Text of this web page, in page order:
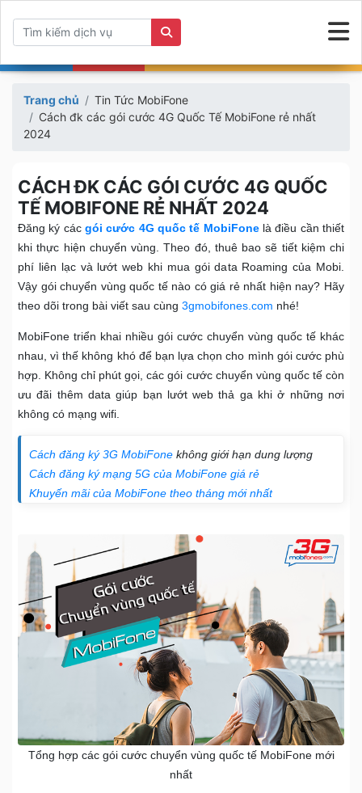
Trang chủ
Tin Tức MobiFone
Cách đk các gói cước 4G Quốc Tế MobiFone rẻ nhất
2024
CÁCH ĐK CÁC GÓI CƯỚC 4G QUỐC
TẾ MOBIFONE RẺ NHẤT 2024
Đăng ký các gói cước 4G quốc tế MobiFonelà điều cần thiết
khi thực hiện chuyển vùng. Theo đó, thuê bao sẽ tiết kiệm chi
phí liên lạc và lướt web khi mua gói data Roaming của Mobi.
Vậy gói chuyển vùng quốc tế nào có giá rẻ nhất hiện nay? Hãy
theo dõi trong bài viết sau cùng 3gmobifones.com nhé!
MobiFone triển khai nhiều gói cước chuyển vùng quốc tế khác
nhau, vì thế không khó để bạn lựa chọn cho mình gói cước phù
hợp. Không chỉ phút gọi, các gói cước chuyển vùng quốc tế còn
ưu đãi thêm data giúp bạn lướt web thả ga khi ở những nơi
không có mạng wifi.
Cách đăng ký 3G MobiFone không giới hạn dung lượng
Cách đăng ký mạng 5G của MobiFone giá rẻ
Khuyến mãi của MobiFone theo tháng mới nhất
Tổng hợp các gói cước chuyển vùng quốc tế MobiFone mới
nhất